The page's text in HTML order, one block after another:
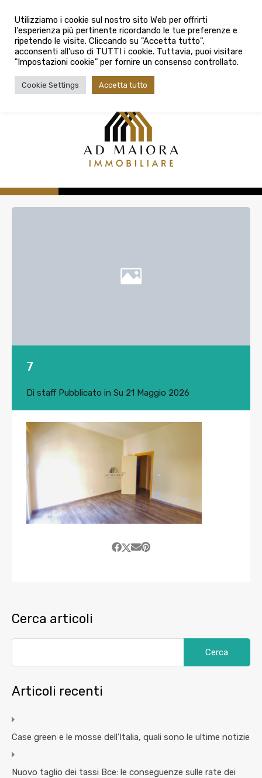
080 3759025
Città
Tipologia contratto
Tipologia contratto
7
Di staffPubblicato in Su 21 Maggio 2026
Cerca articoli
Articoli recenti
Case green e le mosse dell’Italia, quali sono le ultime notizie
Nuovo taglio dei tassi Bce: le conseguenze sulle rate dei
Utilizziamo i cookie sul nostro sito Web per offrirti
l'esperienza più pertinente ricordando le tue preferenze e
ripetendo le visite. Cliccando su "Accetta tutto",
acconsenti all'uso di TUTTI i cookie. Tuttavia, puoi visitare
"Impostazioni cookie" per fornire un consenso controllato.
Cookie Settings Accetta tutto